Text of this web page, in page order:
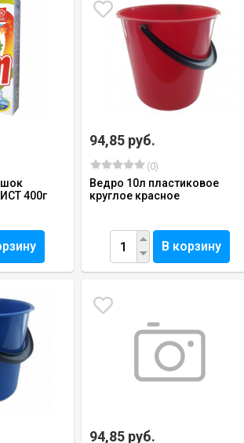
400г
94,85 руб.
(0)
Ведро 10л пластиковое
круглое красное
В корзину
94,85 руб.